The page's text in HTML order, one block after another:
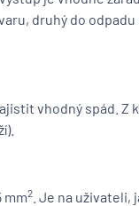
druhý do
vhodný spád. Z
mm2 . Je na uživateli,